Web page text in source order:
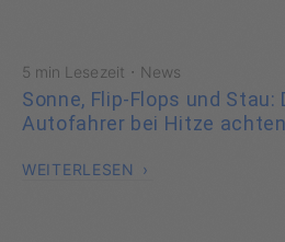
5 min Lesezeit · News
Sonne, Flip-Flops und
Autofahrer bei Hitze achten
WEITERLESEN